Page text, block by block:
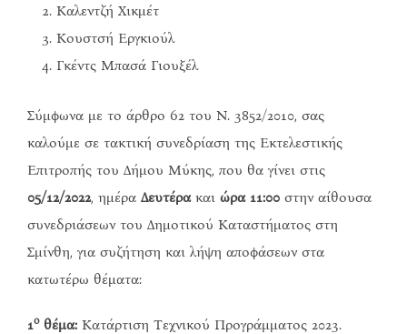
Καλεντζή Χικμέτ
Κουστσή Εργκιούλ
Γκέντς Μπασά Γιουξέλ
Σύμφωνα με το άρθρο 62 του Ν. 3852/2010, σας
καλούμε σε τακτική συνεδρίαση της Εκτελεστικής
Επιτροπής του Δήμου Μύκης, που θα γίνει στις
05/12/2022, ημέρα Δευτέρακαι ώρα 11:00 στην αίθουσα
συνεδριάσεων του Δημοτικού Καταστήματος στη
Σμίνθη, για συζήτηση και λήψη αποφάσεων στα
κατωτέρω θέματα:
1οθέμα: Κατάρτιση Τεχνικού Προγράμματος 2023.